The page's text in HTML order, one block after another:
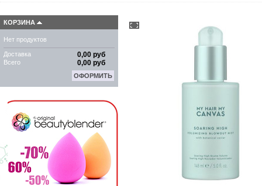
КОРЗИНА
Нет продуктов
Доставка 0,00 руб
Всего 0,00 руб
ОФОРМИТЬ